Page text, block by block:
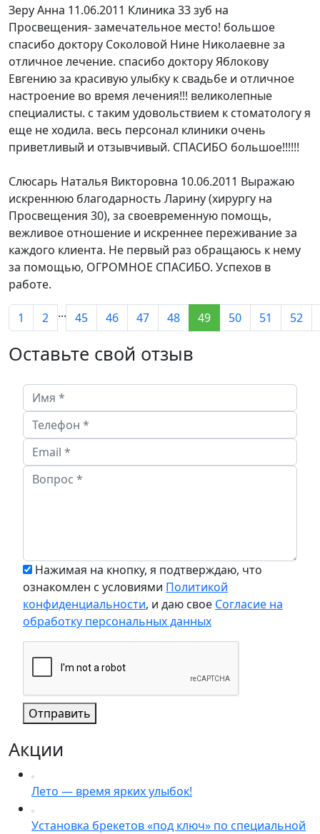
Зеру Анна 11.06.2011 Клиника 33 зуб на
Просвещения- замечательное место! большое
спасибо доктору Соколовой Нине Николаевне за
отличное лечение. спасибо доктору Яблокову
Евгению за красивую улыбку к свадьбе и отличное
настроение во время лечения!!! великолепные
специалисты. с таким удовольствием к стоматологу я
еще не ходила. весь персонал клиники очень
приветливый и отзывчивый. СПАСИБО большое!!!!!!
Слюсарь Наталья Викторовна 10.06.2011 Выражаю
искреннюю благодарность Ларину (хирургу на
Просвещения 30), за своевременную помощь,
вежливое отношение и искреннее переживание за
каждого клиента. Не первый раз обращаюсь к нему
за помощью, ОГРОМНОЕ СПАСИБО. Успехов в
работе.
1 2 ... 45 46 47 48 49 50 51 52
Оставьте свой отзыв
Нажимая на кнопку, я подтверждаю, что
ознакомлен с условиями Политикой
конфиденциальности, и даю свое Согласие на
обработку персональных данных
Отправить
Акции
Лето — время ярких улыбок!
Установка брекетов «под ключ» по специальной